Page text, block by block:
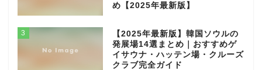
め【2025年最新版】
3
【2025年最新版】韓国ソウルの
発展場14選まとめ｜おすすめゲ
イサウナ・ハッテン場・クルーズ
クラブ完全ガイド